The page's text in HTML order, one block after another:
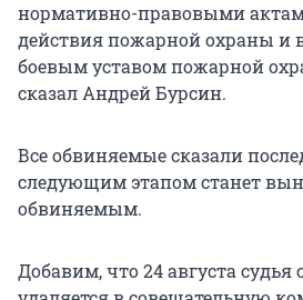
нормативно-правовыми
действия пожарной охраны и
боевым уставом пожарной
сказал Андрей Бурсин.
Все обвиняемые сказали
следующим этапом станет
обвиняемым.
Добавим, что 24 августа судья